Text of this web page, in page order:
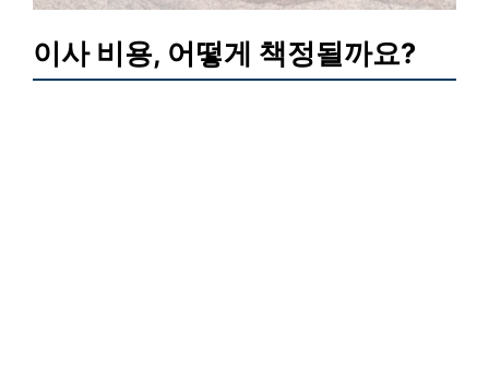
이사 비용, 어떻게 책정될까요?